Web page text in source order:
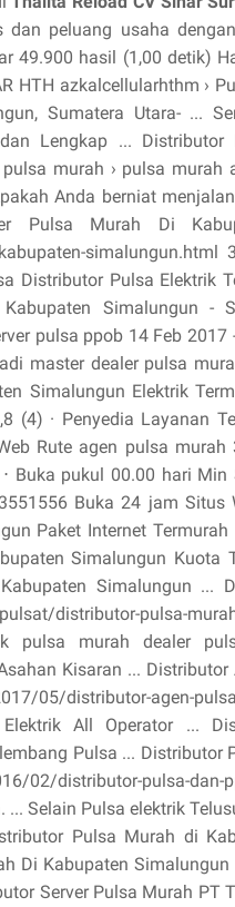
dan peluang usaha
49.900 hasil (1,00 detik)
HTH azkalcellularhthm ›
Sumatera Utara- ...
Lengkap ...
murah › pulsa
Anda berniat
Pulsa Murah Di
Distributor Pulsa Elektrik
Simalungun -
pulsa ppob 14 Feb
master dealer pulsa
Simalungun Elektrik
(4) · Penyedia Layanan
Rute agen pulsa murah
Buka pukul 00.00 hari
Buka 24 jam
Paket Internet
Simalungun Kuota
Simalungun ...
distributor-pulsa-
pulsa murah dealer
Kisaran ...
05/distributor-agen-
All Operator ...
Pulsa ... Distributor
02/distributor-pulsa-
Selain Pulsa elektrik
Pulsa Murah di
Di Kabupaten
Server Pulsa Murah PT